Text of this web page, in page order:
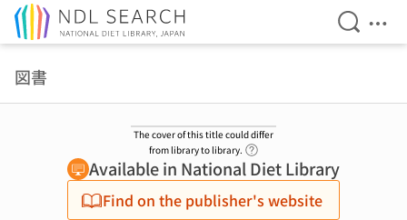
Open
図書
The cover of this title could differ
from library to library.
Available in National Diet Library
Find on the publisher's website